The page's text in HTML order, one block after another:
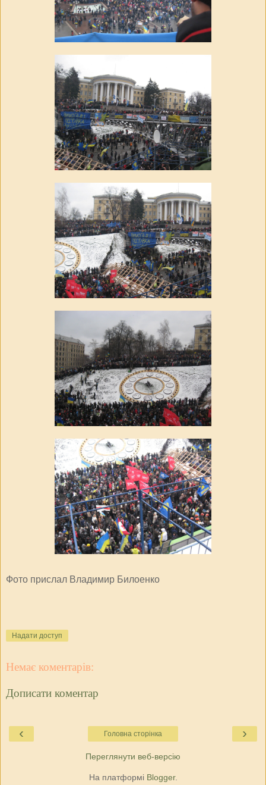
Фото прислал Владимир Билоенко
Надати доступ
Немає коментарів:
Дописати коментар
‹ ›
Головна сторінка
Переглянути веб-версію
На платформі Blogger.